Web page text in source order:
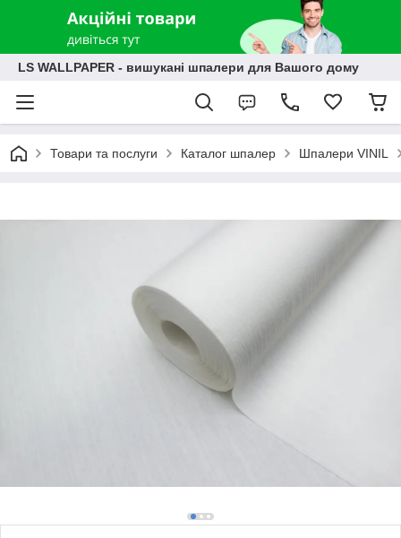
LS WALLPAPER - вишукані шпалери для Вашого дому
Товари та послуги Каталог шпалер Шпалери VINIL